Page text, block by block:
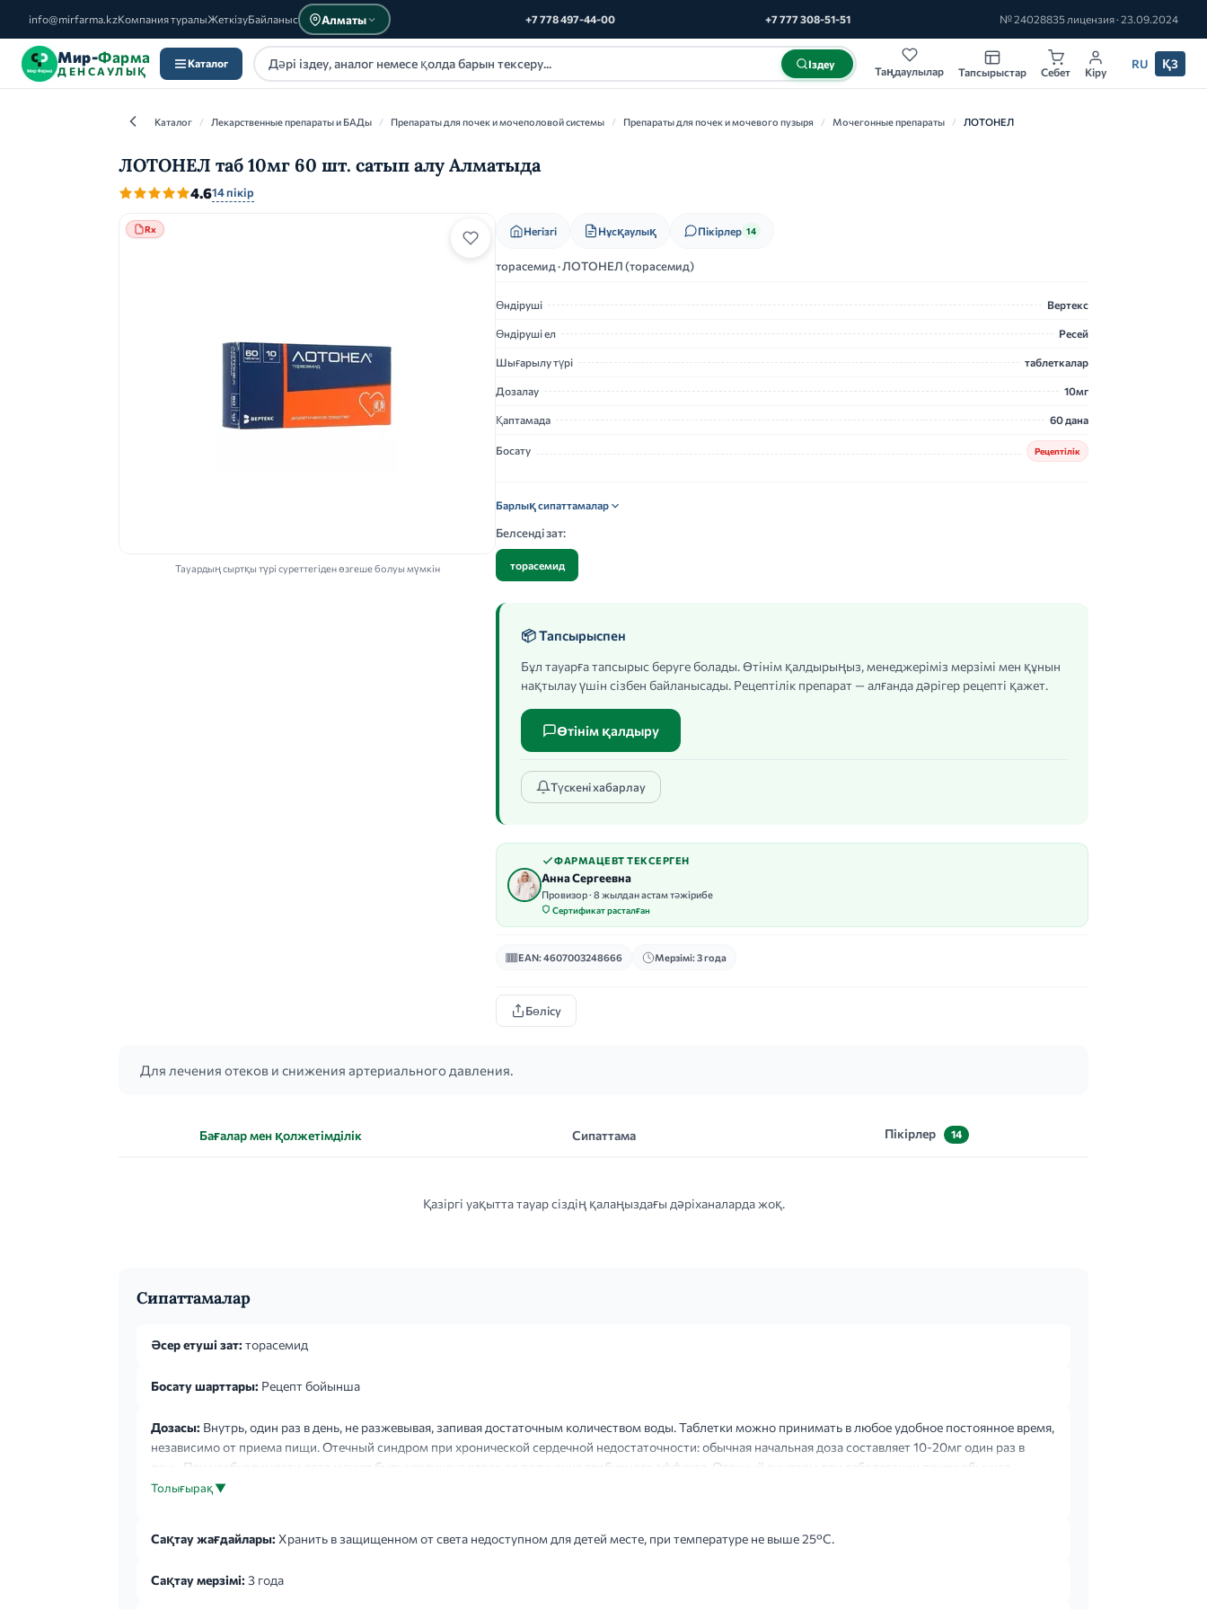
info@mirfarma.kzКомпания туралыЖеткізуБайланыс Алматы +7 778 497-44-00 +7 777 308-51-51 № 24028835 лицензия · 23.09.2024
Мир-Фарма
ДЕНСАУЛЫҚ
Каталог Іздеу
Таңдаулылар Тапсырыстар Себет Кіру
RU ҚЗ
Каталог / Лекарственные препараты и БАДы / Препараты для почек и мочеполовой системы / Препараты для почек и мочевого пузыря / Мочегонные препараты / ЛОТОНЕЛ
ЛОТОНЕЛ таб 10мг 60 шт. сатып алу Алматыда
4.614 пікір
Rx
Тауардың сыртқы түрі суреттегіден өзгеше болуы мүмкін
Негізгі Нұсқаулық Пікірлер 14
торасемид · ЛОТОНЕЛ (торасемид)
Өндіруші Вертекс
Өндіруші ел Ресей
Шығарылу түрі таблеткалар
Дозалау 10мг
Қаптамада 60 дана
Босату Рецептілік
Барлық сипаттамалар
Белсенді зат:
торасемид
📦 Тапсырыспен
Бұл тауарға тапсырыс беруге болады. Өтінім қалдырыңыз, менеджеріміз мерзімі мен құнын
нақтылау үшін сізбен байланысады. Рецептілік препарат — алғанда дәрігер рецепті қажет.
Өтінім қалдыру
Түскені хабарлау
ФАРМАЦЕВТ ТЕКСЕРГЕН
Анна Сергеевна
Провизор · 8 жылдан астам тәжірибе
Сертификат расталған
EAN: 4607003248666 Мерзімі: 3 года
Бөлісу
Для лечения отеков и снижения артериального давления.
Бағалар мен қолжетімділік Сипаттама Пікірлер 14
Қазіргі уақытта тауар сіздің қалаңыздағы дәріханаларда жоқ.
Сипаттамалар
Әсер етуші зат: торасемид
Босату шарттары: Рецепт бойынша
Дозасы: Внутрь, один раз в день, не разжевывая, запивая достаточным количеством воды. Таблетки можно принимать в любое удобное постоянное время,
независимо от приема пищи. Отечный синдром при хронической сердечной недостаточности: обычная начальная доза составляет 10-20мг один раз в
день. При необходимости доза может быть увеличена вдвое до получения требуемого эффекта. Отечный синдром при заболевании почек: обычная
начальная доза составляет 20мг один раз в день. При необходимости доза может быть уве...
Толығырақ ▼
Сақтау жағдайлары: Хранить в защищенном от света недоступном для детей месте, при температуре не выше 25°С.
Сақтау мерзімі: 3 года